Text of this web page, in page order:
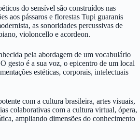
do sensível são construídos nas
aos pássaros e florestas Tupi guaranis
as sonoridades percussivas de
violoncello e acordeon.
pela abordagem de um vocabulário
gesto é a sua voz, o epicentro de um local
estéticas, corporais, intelectuais
com a cultura brasileira, artes visuais,
colaborativas com a cultura virtual, ópera,
ampliando dimensões do conhecimento